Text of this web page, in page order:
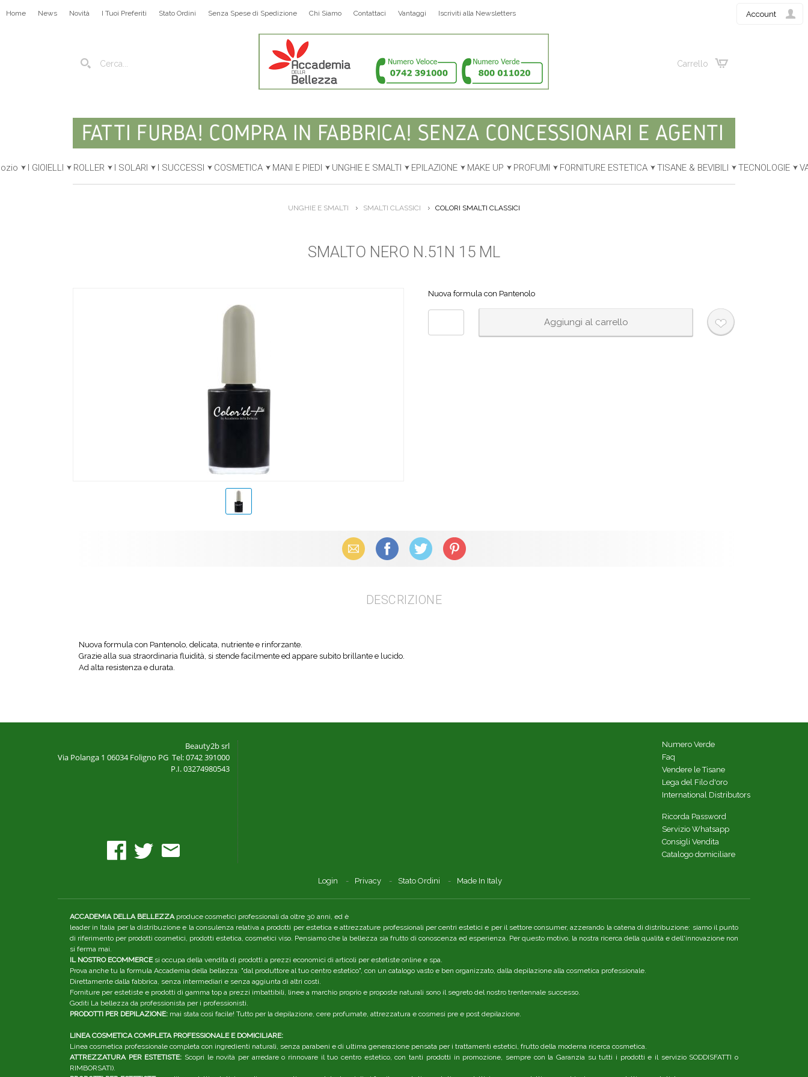
Carrello
Account
Home News Novità I Tuoi Preferiti Stato Ordini Senza Spese di Spedizione Chi Siamo Contattaci Vantaggi Iscriviti alla Newsletters
I GIOIELLI ROLLER I SOLARI I SUCCESSI COSMETICA MANI E PIEDI UNGHIE E SMALTI EPILAZIONE MAKE UP PROFUMI FORNITURE ESTETICA TISANE & BEVIBILI TECNOLOGIE
UNGHIE E SMALTI SMALTI CLASSICI COLORI SMALTI CLASSICI
SMALTO NERO N.51N 15 ML
Nuova formula con Pantenolo
Email Facebook X (Twitter) Pinterest
DESCRIZIONE
Nuova formula con Pantenolo, delicata, nutriente e rinforzante.
Grazie alla sua straordinaria fluidità, si stende facilmente ed appare subito brillante e lucido.
Ad alta resistenza e durata.
Beauty2b srl
Via Polanga 1 06034 Foligno PG Tel: 0742 391000
P.I. 03274980543
Numero Verde
Faq
Vendere le Tisane
Lega del Filo d'oro
International Distributors
Ricorda Password
Servizio Whatsapp
Consigli Vendita
Catalogo domiciliare
Login Privacy Stato Ordini Made In Italy
ACCADEMIA DELLA BELLEZZAproduce cosmetici professionali da oltre 30 anni, ed è
leader in Italia per la distribuzione e la consulenza relativa a prodotti per estetica e attrezzature professionali per centri estetici e per il settore consumer, azzerando la catena di distribuzione: siamo il punto
di riferimento per prodotti cosmetici, prodotti estetica, cosmetici viso. Pensiamo che la bellezza sia frutto di conoscenza ed esperienza. Per questo motivo, la nostra ricerca della qualità e dell'innovazione non
si ferma mai.
IL NOSTRO ECOMMERCEsi occupa della vendita di prodotti a prezzi economici di articoli per estetiste online e spa.
Prova anche tu la formula Accademia della bellezza: "dal produttore al tuo centro estetico", con un catalogo vasto e ben organizzato, dalla depilazione alla cosmetica professionale.
Direttamente dalla fabbrica, senza intermediari e senza aggiunta di altri costi.
Forniture per estetiste e prodotti di gamma top a prezzi imbattibili, linee a marchio proprio e proposte naturali sono il segreto del nostro trentennale successo.
Goditi La bellezza da professionista per i professionisti.
PRODOTTI PER DEPILAZIONE: mai stata così facile! Tutto per la depilazione, cere profumate, attrezzatura e cosmesi pre e post depilazione.
LINEA COSMETICA COMPLETA PROFESSIONALE E DOMICILIARE:
Linea cosmetica professionale completa con ingredienti naturali, senza parabeni e di ultima generazione pensata per i trattamenti estetici, frutto della moderna ricerca cosmetica.
ATTREZZATURA PER ESTETISTE: Scopri le novità per arredare o rinnovare il tuo centro estetico, con tanti prodotti in promozione, sempre con la Garanzia su tutti i prodotti e il servizio SODDISFATTI o
RIMBORSATI).